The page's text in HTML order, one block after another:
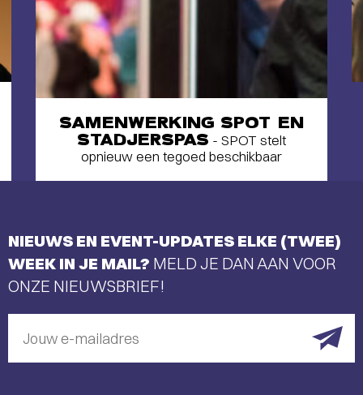
SAMENWERKING SPOT EN
STADJERSPAS - SPOT stelt
opnieuw een tegoed beschikbaar
NIEUWS EN EVENT-UPDATES ELKE (TWEE)
WEEK IN JE MAIL? MELD JE DAN AAN VOOR
ONZE NIEUWSBRIEF!
Jouw e-mailadres